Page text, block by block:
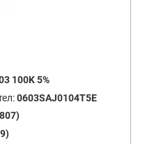
100K 5%
0603SAJ0104T5E